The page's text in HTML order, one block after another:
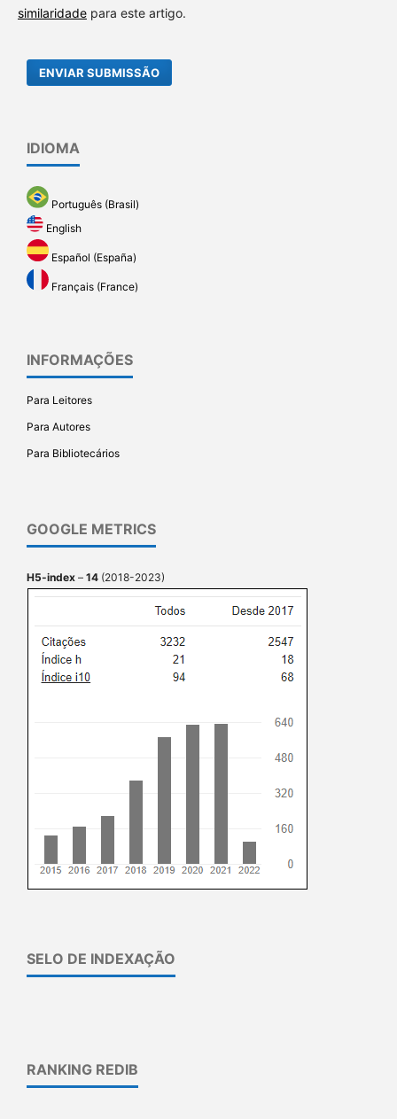
similaridadepara este artigo.
ENVIAR SUBMISSÃO
IDIOMA
Português (Brasil)
English
Español (España)
Français (France)
INFORMAÇÕES
Para Leitores
Para Autores
Para Bibliotecários
GOOGLE METRICS
H5-index – 14 (2018-2023)
SELO DE INDEXAÇÃO
RANKING REDIB